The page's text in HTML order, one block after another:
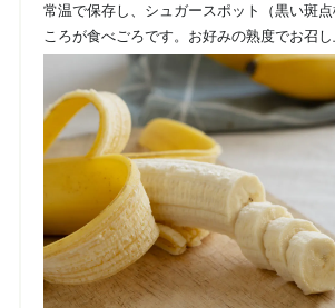
常温で保存し、シュガースポット（黒い斑
ころが食べごろです。お好みの熟度でお召し